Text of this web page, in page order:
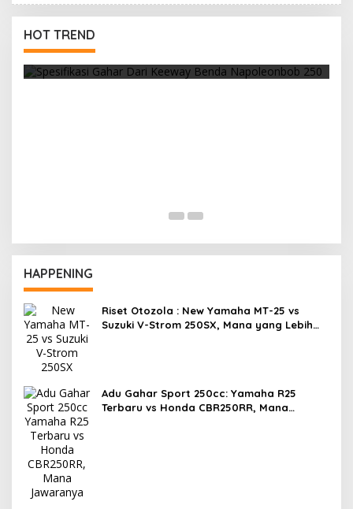
HOT TREND
HAPPENING
Riset Otozola : New Yamaha MT-25 vs
Suzuki V-Strom 250SX, Mana yang Lebih
Adu Gahar Sport 250cc: Yamaha R25
Terbaru vs Honda CBR250RR, Mana